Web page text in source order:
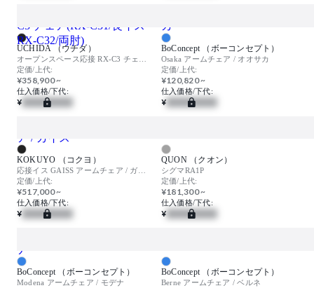
UCHIDA （ウチダ）
定価/上代:
¥358,900 ~
仕入価格/下代:
¥
BoConcept （ボーコンセプト）
Osaka アームチェア / オオサカ
定価/上代:
¥120,820 ~
仕入価格/下代:
¥
KOKUYO （コクヨ）
定価/上代:
¥517,000 ~
仕入価格/下代:
¥
QUON （クオン）
シグマRA1P
定価/上代:
¥181,300 ~
仕入価格/下代:
¥
BoConcept （ボーコンセプト）
Modena アームチェア / モデナ
BoConcept （ボーコンセプト）
Berne アームチェア / ベルネ